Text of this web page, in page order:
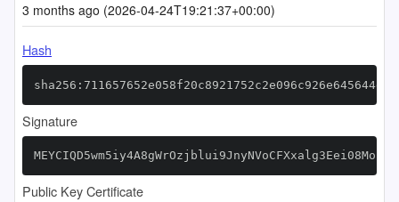
3 months ago (2026-04-24T19:21:37+00:00)
Hash
Signature
Public Key Certificate